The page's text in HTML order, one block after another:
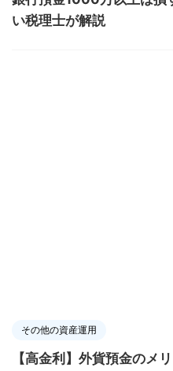
い税理士が解説
その他の資産運用
【高金利】外貨預金のメ